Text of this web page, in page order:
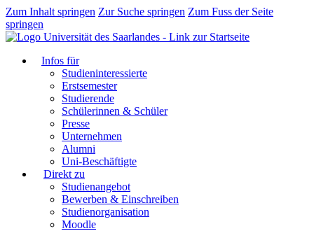
Zum Inhalt springen Zur Suche springen Zum Fuss der Seite
springen
Infos für
Studieninteressierte
Erstsemester
Studierende
Schülerinnen & Schüler
Presse
Unternehmen
Alumni
Uni-Beschäftigte
Direkt zu
Studienangebot
Bewerben & Einschreiben
Studienorganisation
Moodle